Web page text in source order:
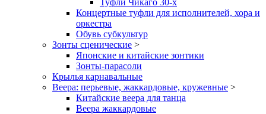
Туфли Чикаго 30-х
Концертные туфли для исполнителей, хора и
оркестра
Обувь субкультур
Зонты сценические >
Японские и китайские зонтики
Зонты-парасоли
Крылья карнавальные
Веера: перьевые, жаккардовые, кружевные >
Китайские веера для танца
Веера жаккардовые